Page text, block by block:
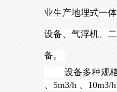
业生产地埋式一
设备、气浮机、
备。
设备多种规
、5m3/h 、10m3/